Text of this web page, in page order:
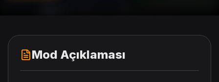
Mod Açıklaması